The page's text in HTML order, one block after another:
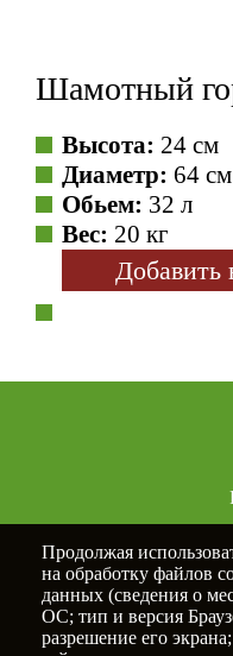
Шамотный
Высота: 24 см
Диаметр: 64 см
Обьем: 32 л
Вес: 20 кг
Добавить
Продолжая
на обработку файлов
данных (сведения о
ОС; тип и версия
разрешение его